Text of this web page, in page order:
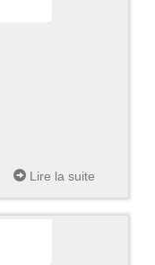
Lire la suite